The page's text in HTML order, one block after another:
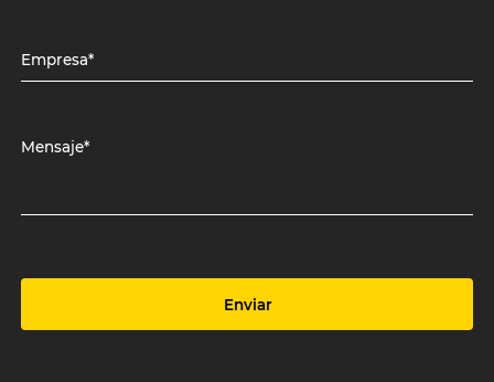
Empresa*
Mensaje*
Enviar